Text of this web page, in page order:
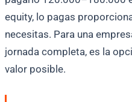
equity, lo pagas
necesitas. Para una
jornada completa, es la
valor posible.